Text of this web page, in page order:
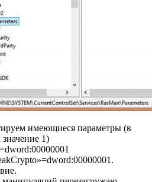
имеющиеся параметры (в
1)